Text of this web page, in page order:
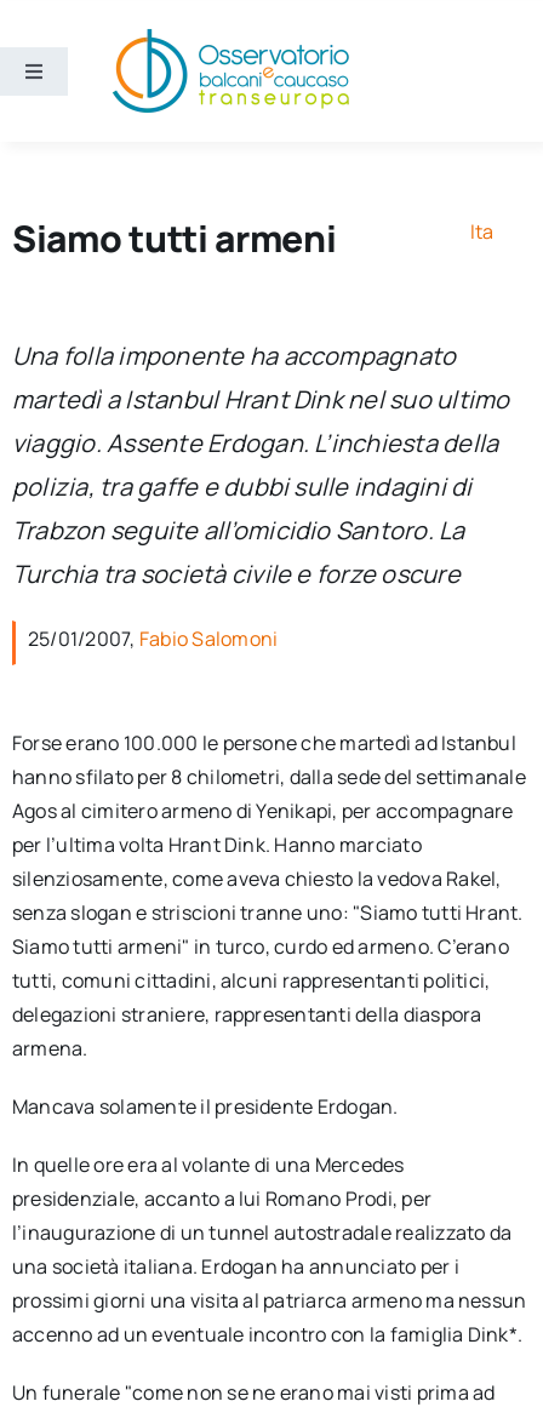
contenuto
Toggle
Sezioni
Chi siamo
Cerca
per:
Siamo tutti armeni Ita
Una folla imponente ha accompagnato
martedì a Istanbul Hrant Dink nel suo ultimo
viaggio. Assente Erdogan. L’inchiesta della
polizia, tra gaffe e dubbi sulle indagini di
Trabzon seguite all’omicidio Santoro. La
Turchia tra società civile e forze oscure
25/01/2007, Fabio Salomoni
Forse erano 100.000 le persone che martedì ad Istanbul
hanno sfilato per 8 chilometri, dalla sede del settimanale
Agos al cimitero armeno di Yenikapi, per accompagnare
per l’ultima volta Hrant Dink. Hanno marciato
silenziosamente, come aveva chiesto la vedova Rakel,
senza slogan e striscioni tranne uno: "Siamo tutti Hrant.
Siamo tutti armeni" in turco, curdo ed armeno. C’erano
tutti, comuni cittadini, alcuni rappresentanti politici,
delegazioni straniere, rappresentanti della diaspora
armena.
Mancava solamente il presidente Erdogan.
In quelle ore era al volante di una Mercedes
presidenziale, accanto a lui Romano Prodi, per
l’inaugurazione di un tunnel autostradale realizzato da
una società italiana. Erdogan ha annunciato per i
prossimi giorni una visita al patriarca armeno ma nessun
accenno ad un eventuale incontro con la famiglia Dink*.
Un funerale "come non se ne erano mai visti prima ad